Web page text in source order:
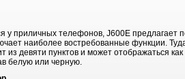
у приличных телефонов, J600E
наиболее востребованные функции.
из девяти пунктов и может отображаться
белую или черную.